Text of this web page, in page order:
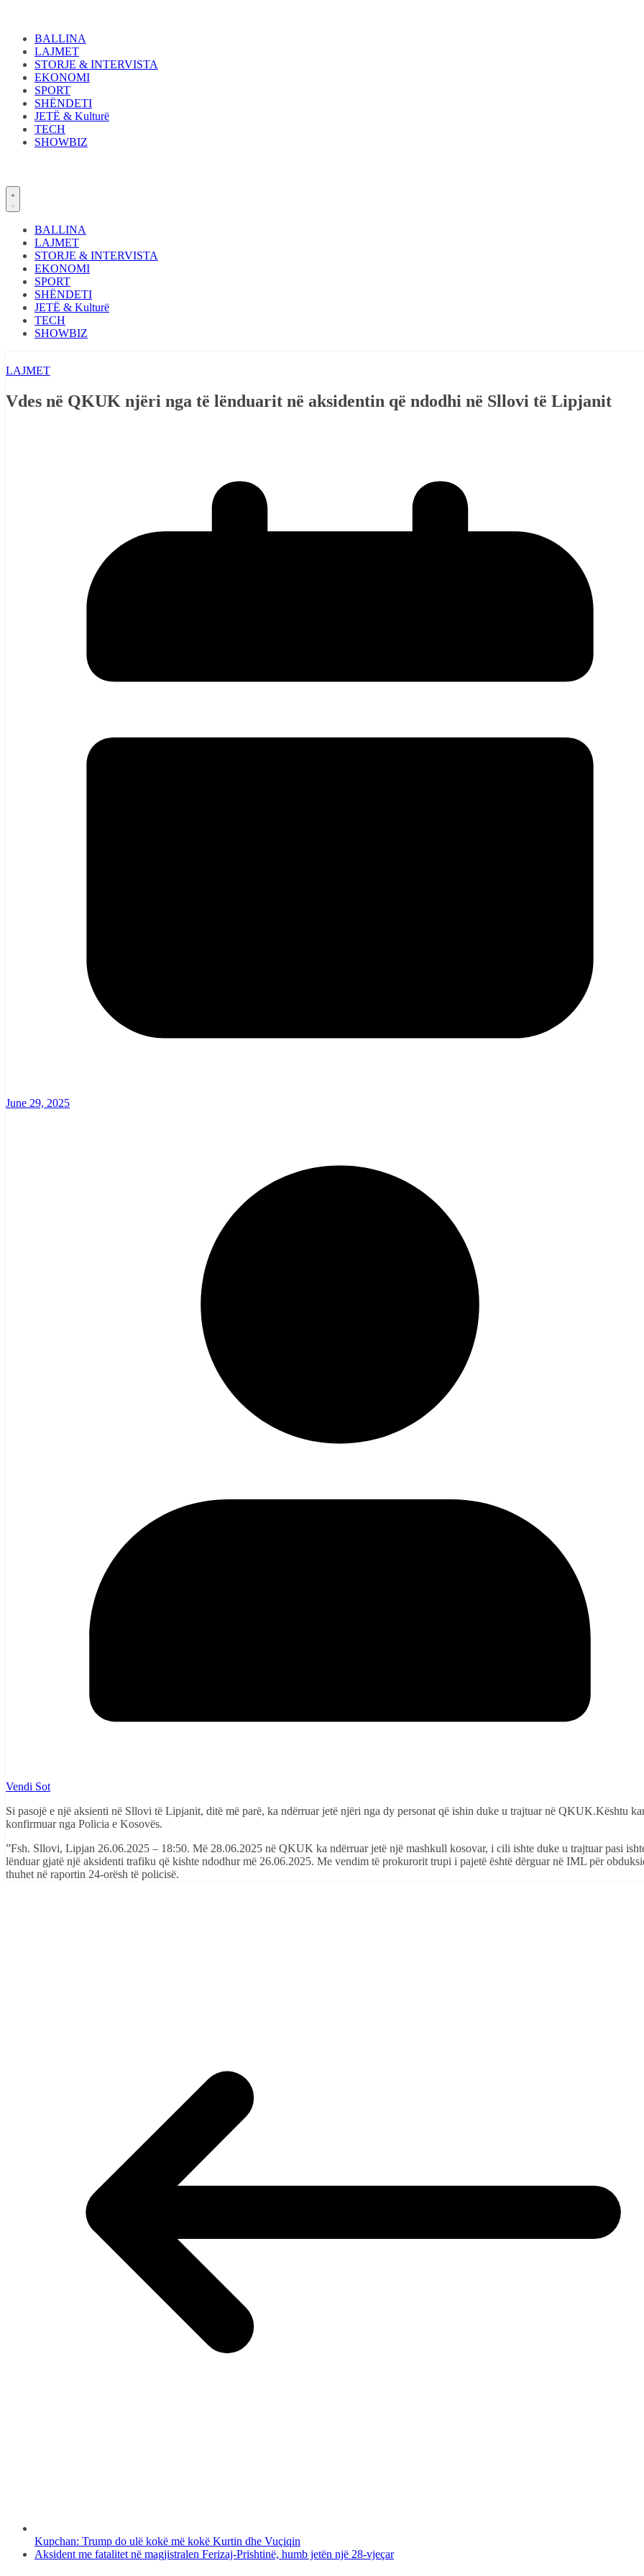
contentBALLINA
LAJMET
STORJE & INTERVISTA
EKONOMI
SPORT
SHËNDETI
JETË & Kulturë
TECH
SHOWBIZ
BALLINA
LAJMET
STORJE & INTERVISTA
EKONOMI
SPORT
SHËNDETI
JETË & Kulturë
TECH
SHOWBIZ
LAJMET
Vdes në QKUK njëri nga të lënduarit në aksidentin që ndodhi në Sllovi të Lipjanit
June 29, 2025
Vendi Sot
Si pasojë e një aksienti në Sllovi të Lipjanit, ditë më parë, ka ndërruar jetë njëri nga dy personat që ishin duke u trajtuar në QKUK.Kështu
konfirmuar nga Policia e Kosovës.
”Fsh. Sllovi, Lipjan 26.06.2025 – 18:50. Më 28.06.2025 në QKUK ka ndërruar jetë një mashkull kosovar, i cili ishte duke u trajtuar pasi
lënduar gjatë një aksidenti trafiku që kishte ndodhur më 26.06.2025. Me vendim të prokurorit trupi i pajetë është dërguar në IML për
thuhet në raportin 24-orësh të policisë.
Kupchan: Trump do ulë kokë më kokë Kurtin dhe Vuçiqin
Aksident me fatalitet në magjistralen Ferizaj-Prishtinë, humb jetën një 28-vjeçar